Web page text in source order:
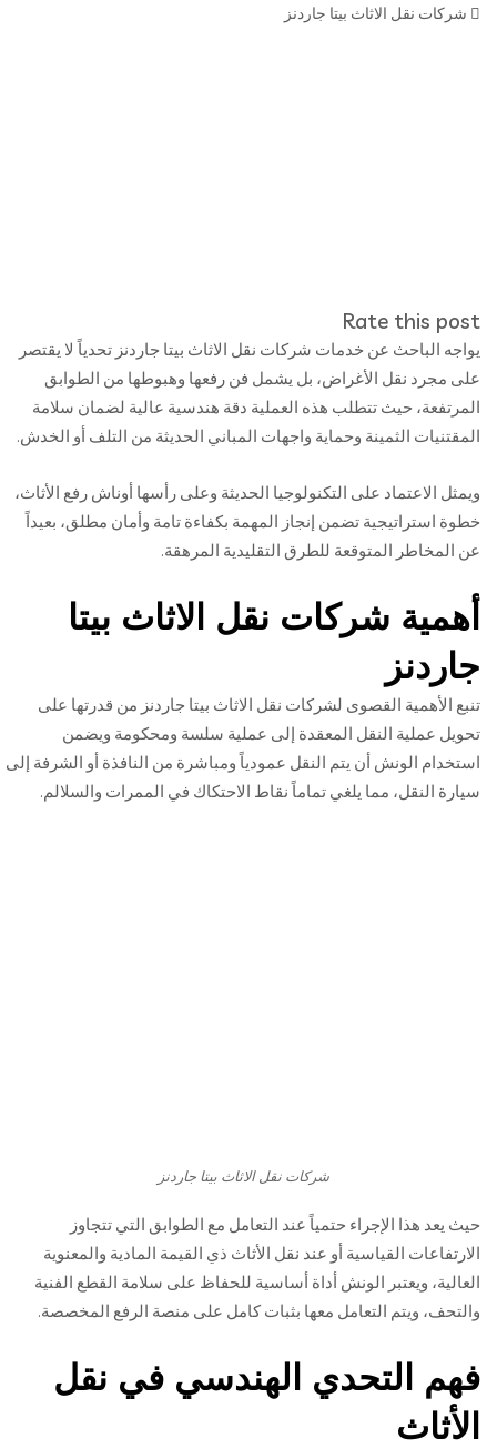
شركات نقل الاثاث بيتا جاردنز
Rate this post
يواجه الباحث عن خدمات شركات نقل الاثاث بيتا جاردنز تحدياً لا يقتصر
على مجرد نقل الأغراض، بل يشمل فن رفعها وهبوطها من الطوابق
المرتفعة، حيث تتطلب هذه العملية دقة هندسية عالية لضمان سلامة
المقتنيات الثمينة وحماية واجهات المباني الحديثة من التلف أو الخدش.
ويمثل الاعتماد على التكنولوجيا الحديثة وعلى رأسها أوناش رفع الأثاث،
خطوة استراتيجية تضمن إنجاز المهمة بكفاءة تامة وأمان مطلق، بعيداً
عن المخاطر المتوقعة للطرق التقليدية المرهقة.
أهمية شركات نقل الاثاث بيتا
جاردنز
تنبع الأهمية القصوى لشركات نقل الاثاث بيتا جاردنز من قدرتها على
تحويل عملية النقل المعقدة إلى عملية سلسة ومحكومة ويضمن
استخدام الونش أن يتم النقل عمودياً ومباشرة من النافذة أو الشرفة إلى
سيارة النقل، مما يلغي تماماً نقاط الاحتكاك في الممرات والسلالم.
شركات نقل الاثاث بيتا جاردنز
حيث يعد هذا الإجراء حتمياً عند التعامل مع الطوابق التي تتجاوز
الارتفاعات القياسية أو عند نقل الأثاث ذي القيمة المادية والمعنوية
العالية، ويعتبر الونش أداة أساسية للحفاظ على سلامة القطع الفنية
والتحف، ويتم التعامل معها بثبات كامل على منصة الرفع المخصصة.
فهم التحدي الهندسي في نقل
الأثاث